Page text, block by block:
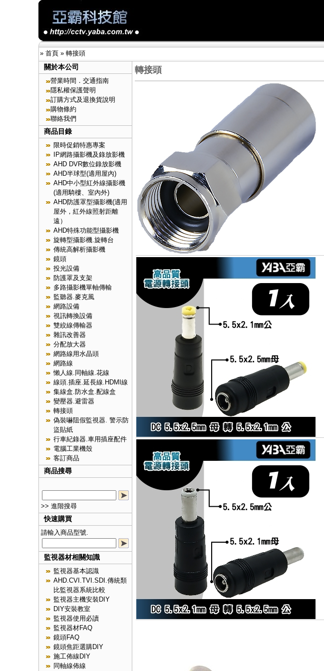
» 首頁» 轉接頭
關於本公司
營業時間．交通指南
隱私權保護聲明
訂購方式及退換貨說明
購物條約
聯絡我們
商品目錄
限時促銷特惠專案
IP網路攝影機及錄放影機
AHD DVR數位錄放影機
AHD半球型(適用屋內)
AHD中小型紅外線攝影機
(適用騎樓、室內外)
AHD防護罩型攝影機(適用
屋外，紅外線照射距離
遠）
AHD特殊功能型攝影機
旋轉型攝影機.旋轉台
傳統高解析攝影機
鏡頭
投光設備
防護罩及支架
多路攝影機單軸傳輸
監聽器.麥克風
網路設備
視訊轉換設備
雙絞線傳輸器
雜訊改善器
分配放大器
網路線用水晶頭
網路線
懶人線.同軸線.花線
線頭.插座.延長線.HDMI線
集線盒.防水盒.配線盒
變壓器.避雷器
轉接頭
偽裝嚇阻假監視器. 警示防
盜貼紙
行車紀錄器.車用插座配件
電腦工業機殼
客訂商品
商品搜尋
>> 進階搜尋
快速購買
請輸入商品型號.
監視器材相關知識
監視器基本認識
AHD.CVI.TVI.SDI.傳統類
比監視器系統比較
監視器主機安裝DIY
DIY安裝教室
監視器使用必讀
監視器材FAQ
鏡頭FAQ
鏡頭焦距選購DIY
施工佈線DIY
同軸線佈線
轉接頭